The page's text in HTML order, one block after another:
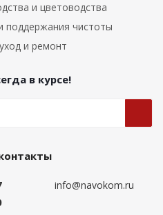
и цветоводства
поддержания чистоты
и ремонт
в курсе!
info@navokom.ru